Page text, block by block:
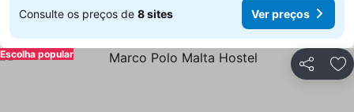
Consulte os preços de 8 sites Ver preços
Partilhar
Escolha popular